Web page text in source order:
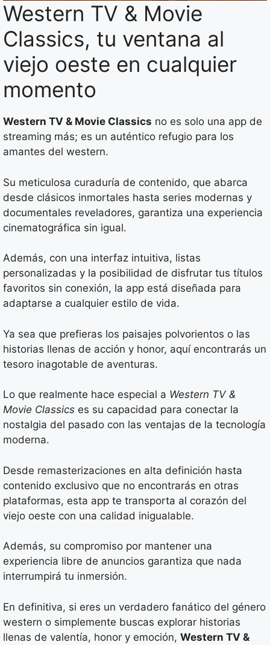
Western TV & Movie
Classics, tu ventana al
viejo oeste en cualquier
momento
Western TV & Movie Classics no es solo una app de
streaming más; es un auténtico refugio para los
amantes del western.
Su meticulosa curaduría de contenido, que abarca
desde clásicos inmortales hasta series modernas y
documentales reveladores, garantiza una experiencia
cinematográfica sin igual.
Además, con una interfaz intuitiva, listas
personalizadas y la posibilidad de disfrutar tus títulos
favoritos sin conexión, la app está diseñada para
adaptarse a cualquier estilo de vida.
Ya sea que prefieras los paisajes polvorientos o las
historias llenas de acción y honor, aquí encontrarás un
tesoro inagotable de aventuras.
Lo que realmente hace especial a Western TV &
Movie Classics es su capacidad para conectar la
nostalgia del pasado con las ventajas de la tecnología
moderna.
Desde remasterizaciones en alta definición hasta
contenido exclusivo que no encontrarás en otras
plataformas, esta app te transporta al corazón del
viejo oeste con una calidad inigualable.
Además, su compromiso por mantener una
experiencia libre de anuncios garantiza que nada
interrumpirá tu inmersión.
En definitiva, si eres un verdadero fanático del género
western o simplemente buscas explorar historias
llenas de valentía, honor y emoción, Western TV &